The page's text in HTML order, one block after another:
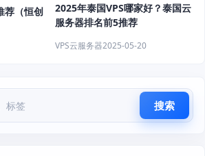
荐（恒创
2025年泰国VPS哪家好？泰国云
服务器排名前5推荐
VPS云服务器2025-05-20
搜索